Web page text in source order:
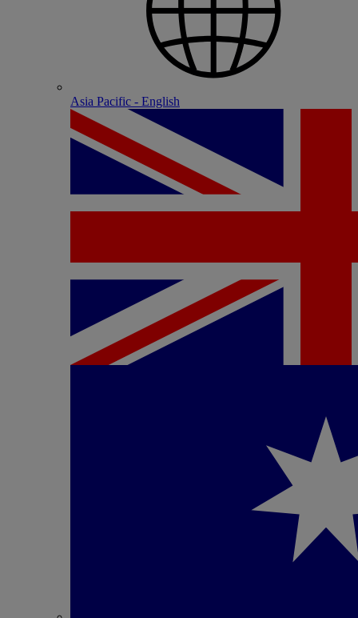
Asia Pacific - English